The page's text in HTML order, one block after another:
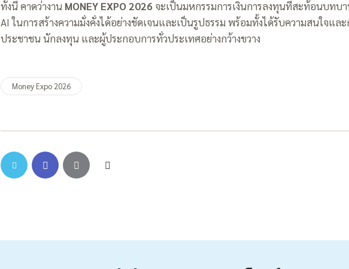
ทั้งนี้ คาดว่างาน MONEY EXPO 2026 จะเป็นมหกรรมการเงินการลงทุนที่สะท้อนบทบ
AI ในการสร้างความมั่งคั่งได้อย่างชัดเจนและเป็นรูปธรรม พร้อมทั้งได้รับความสนใจแล
ประชาชน นักลงทุน และผู้ประกอบการทั่วประเทศอย่างกว้างขวาง
Money Expo 2026